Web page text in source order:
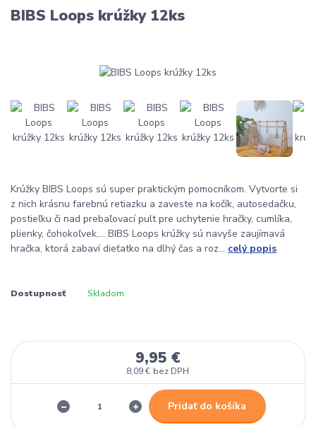
BIBS Loops krúžky 12ks
Krúžky BIBS Loops sú super praktickým pomocníkom. Vytvorte si
z nich krásnu farebnú retiazku a zaveste na kočík, autosedačku,
postieľku či nad prebaľovací pult pre uchytenie hračky, cumlíka,
plienky, čohokoľvek,... BIBS Loops krúžky sú navyše zaujímavá
hračka, ktorá zabaví dieťatko na dlhý čas a roz... celý popis
Dostupnosť Skladom
9,95 €
8,09 € bez DPH
Pridať do košíka